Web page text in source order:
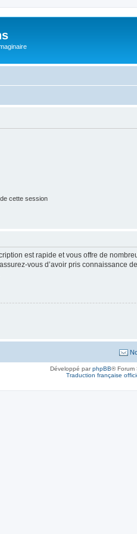
cette session
est rapide et vous offre de
vous d’avoir pris
Développé parphpBB® Forum
Traduction française